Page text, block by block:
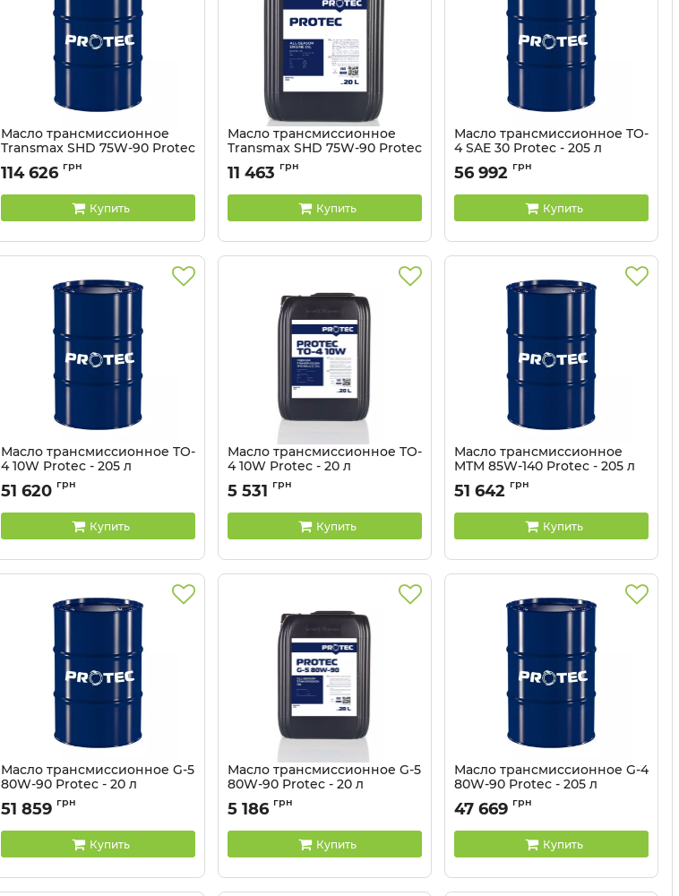
Масло трансмиссионное
Transmax SHD 75W-90 Protec
Артикул: 81041346
114 626 грн
Купить
Масло трансмиссионное
Transmax SHD 75W-90 Protec
Артикул:
11 463 грн
Купить
Масло трансмиссионное TO-
4 SAE 30 Protec - 205 л
Артикул: 81041344
56 992 грн
Купить
Масло трансмиссионное TO-
4 10W Protec - 205 л
Артикул: 81041342
51 620 грн
Купить
Масло трансмиссионное TO-
4 10W Protec - 20 л
Артикул: 81041341
5 531 грн
Купить
Масло трансмиссионное
MTM 85W-140 Protec - 205 л
Артикул: 81041340
51 642 грн
Купить
Масло трансмиссионное G-5
80W-90 Protec - 20 л
Артикул: 81041338-205
51 859 грн
Купить
Масло трансмиссионное G-5
80W-90 Protec - 20 л
Артикул: 81041338
5 186 грн
Купить
Масло трансмиссионное G-4
80W-90 Protec - 205 л
Артикул: 81041337-205
47 669 грн
Купить